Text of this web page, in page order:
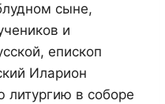
сыне,
и
епископ
Иларион
в соборе